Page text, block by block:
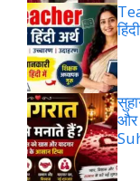
और